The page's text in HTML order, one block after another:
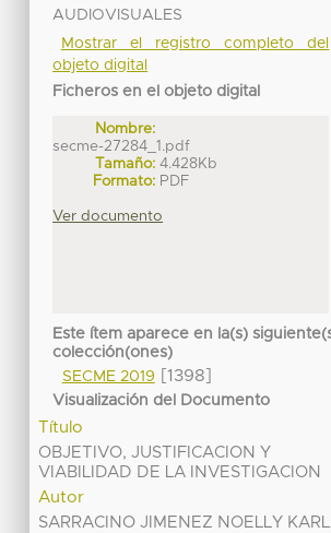
AUDIOVISUALES
Mostrar el registro completo del
objeto digital
Ficheros en el objeto digital
Nombre:
secme-27284_1.pdf
Tamaño: 4.428Kb
Formato: PDF
Ver documento
Este ítem aparece en la(s)
colección(ones)
SECME 2019
[1398]
Visualización del Documento
Título
OBJETIVO, JUSTIFICACION Y
VIABILIDAD DE LA INVESTIGACION
Autor
SARRACINO JIMENEZ NOELLY